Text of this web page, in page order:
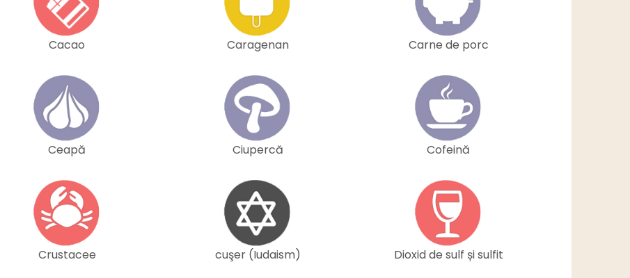
Cacao Caragenan Carne de porc
Ceapă Ciupercă Cofeină
Crustacee cuşer (Iudaism) Dioxid de sulf și sulfit